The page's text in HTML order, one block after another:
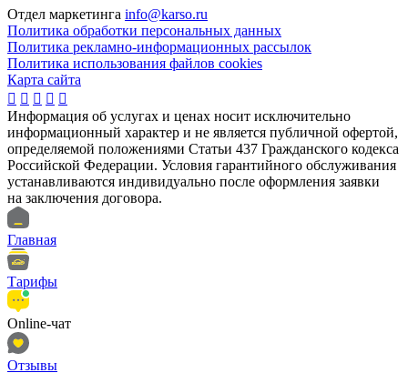
Отдел маркетинга info@karso.ru
Политика обработки персональных данных
Политика рекламно-информационных рассылок
Политика использования файлов cookies
Карта сайта
    
Информация об услугах и ценах носит исключительно
информационный характер и не является публичной офертой,
определяемой положениями Статьи 437 Гражданского кодекса
Российской Федерации. Условия гарантийного обслуживания
устанавливаются индивидуально после оформления заявки
на заключения договора.
Главная
Тарифы
Online-чат
Отзывы